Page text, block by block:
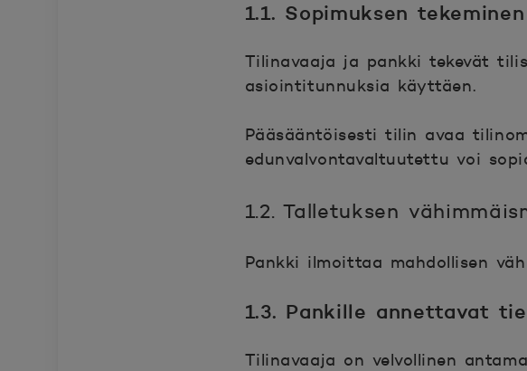
1.1. Sopimuksen
Tilinavaaja ja pankki tekevät
asiointitunnuksia käyttäen.
Pääsääntöisesti tilin avaa
edunvalvontavaltuutettu voi
1.2. Talletuksen
Pankki ilmoittaa mahdollisen
1.3. Pankille annettavat
Tilinavaaja on velvollinen